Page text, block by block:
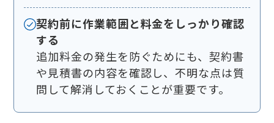
契約前に作業範囲と料金をしっかり確認
する
追加料金の発生を防ぐためにも、契約書
や見積書の内容を確認し、不明な点は質
問して解消しておくことが重要です。